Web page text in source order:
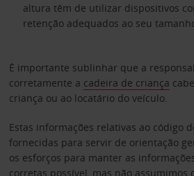
altura têm de utilizar dispositivos
retenção adequados ao seu
É importante sublinhar que a
corretamente a cadeira de criança
criança ou ao locatário do veículo.
Estas informações relativas ao código
fornecidas para servir de orientação
os esforços para manter as
corretas possível, mas não assumimos